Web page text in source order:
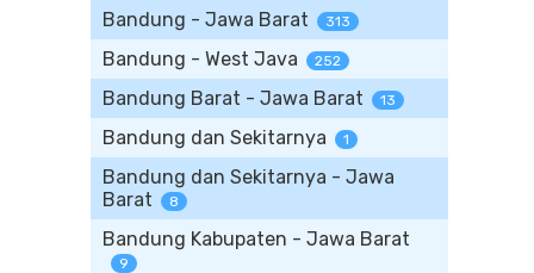
Bandung - Jawa Barat 313
Bandung - West Java 252
Bandung Barat - Jawa Barat 13
Bandung dan Sekitarnya 1
Bandung dan Sekitarnya - Jawa
Barat
8
Bandung Kabupaten - Jawa Barat
9